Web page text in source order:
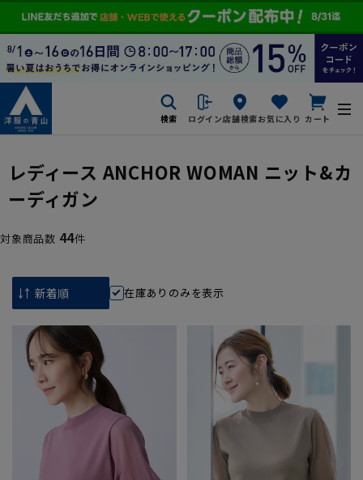
検索 ログイン店舗検索お気に入り カート
レディース ANCHOR WOMAN ニット&カ
ーディガン
対象商品数 44件
在庫ありのみを表示